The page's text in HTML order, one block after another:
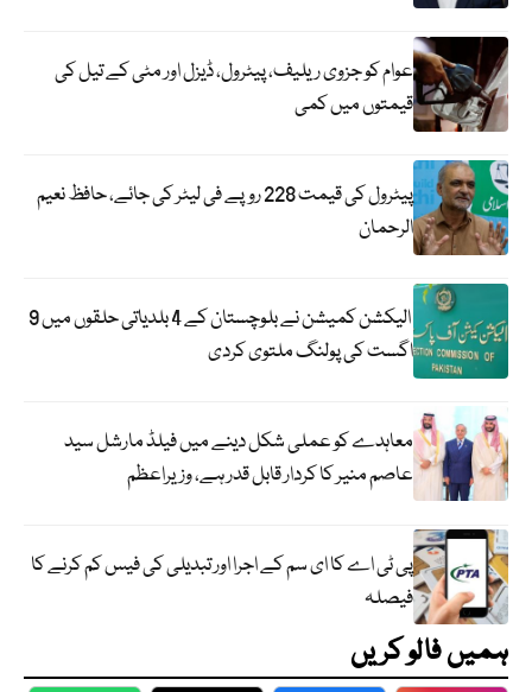
عوام کو جزوی ریلیف، پیٹرول، ڈیزل اور مٹی کے تیل کی
قیمتوں میں کمی
پیٹرول کی قیمت 228 روپے فی لیٹر کی جائے، حافظ نعیم
الرحمان
الیکشن کمیشن نے بلوچستان کے 4 بلدیاتی حلقوں میں 9
اگست کی پولنگ ملتوی کردی
معاہدے کو عملی شکل دینے میں فیلڈ مارشل سید
عاصم منیر کا کردار قابل قدر ہے، وزیراعظم
پی ٹی اے کا ای سم کے اجرا اور تبدیلی کی فیس کم کرنے کا
فیصلہ
ہمیں فالو کریں